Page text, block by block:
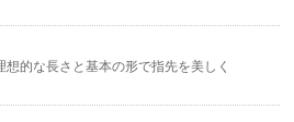
想的な長さと基本の形で指先を美しく